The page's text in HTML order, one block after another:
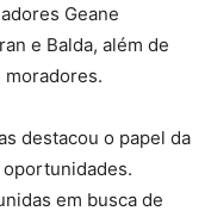
Geane
e Balda, além de
destacou o papel da
em busca de